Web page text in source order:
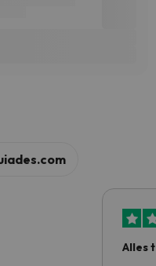
Alles